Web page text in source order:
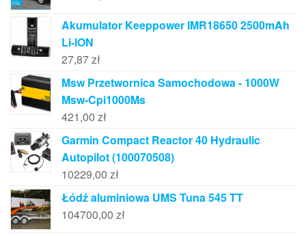
Akumulator Keeppower IMR18650 2500mAh
Li-ION
27,87zł
Msw Przetwornica Samochodowa - 1000W
Msw-Cpi1000Ms
421,00 zł
Garmin Compact Reactor 40 Hydraulic
Autopilot (100070508)
10229,00 zł
Łódź aluminiowa UMS Tuna 545 TT
104700,00 zł